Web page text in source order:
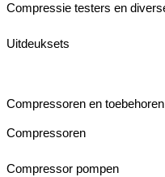
Compressie testers en
Uitdeuksets
Compressoren en toebehoren
Compressoren
Compressor pompen